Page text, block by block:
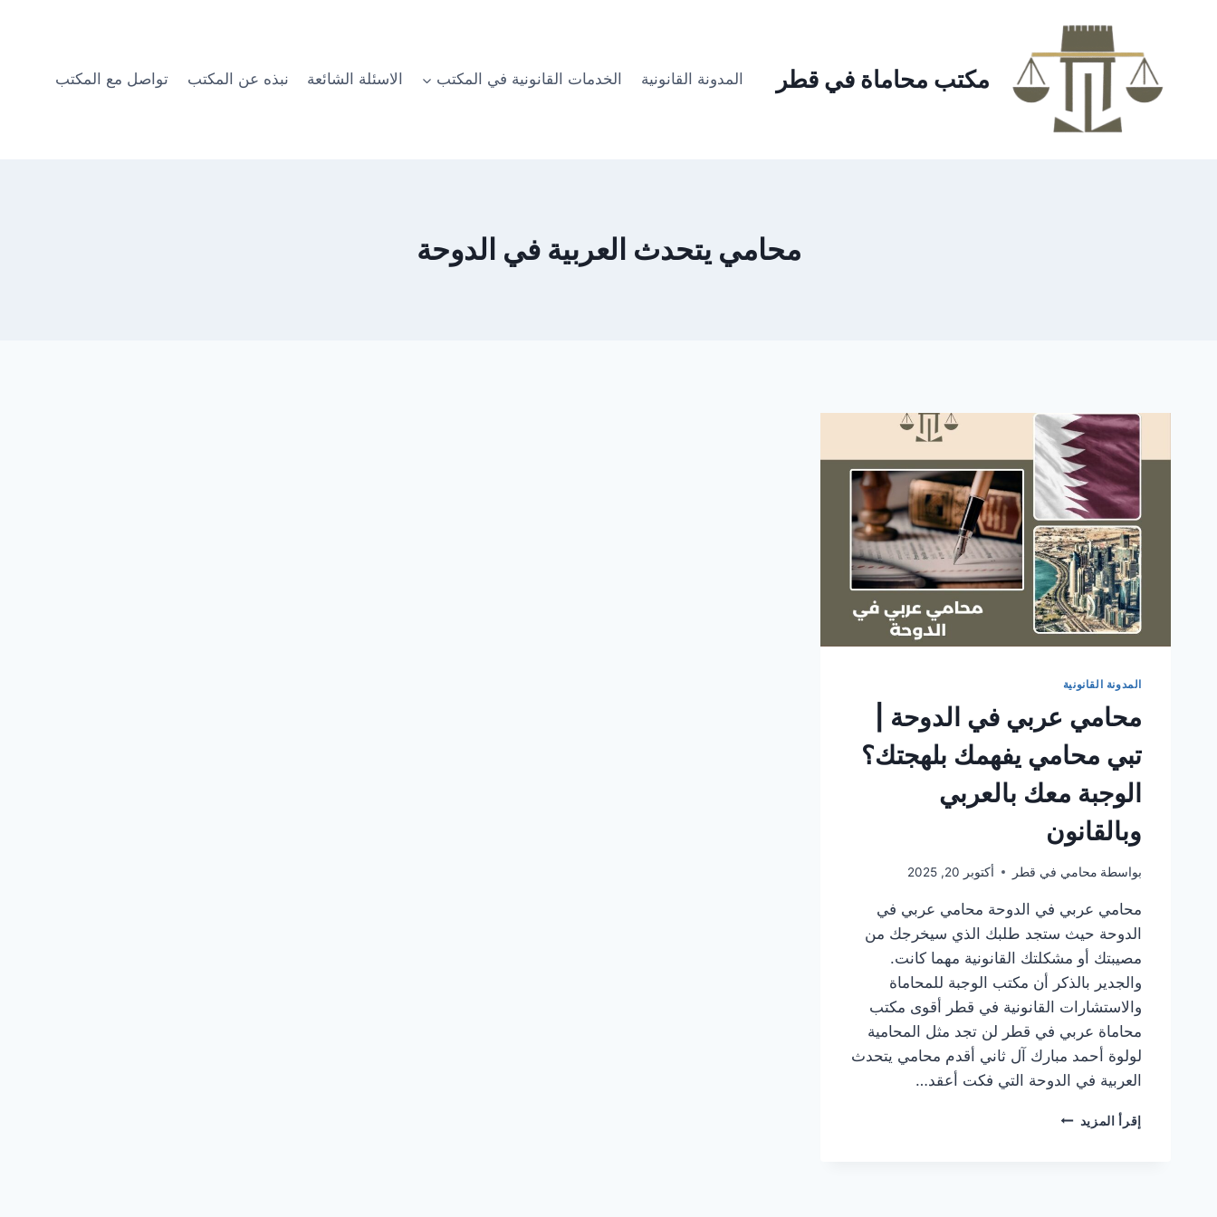
مكتب محاماة في قطر المدونة القانونية الخدمات القانونية في المكتب الاسئلة الشائعة نبذه عن المكتب تواصل مع المكتب
محامي يتحدث العربية في الدوحة
المدونة القانونية
محامي عربي في الدوحة |
تبي محامي يفهمك بلهجتك؟
الوجبة معك بالعربي
وبالقانون
بواسطة محامي في قطر أكتوبر 20, 2025
محامي عربي في الدوحة محامي عربي في
الدوحة حيث ستجد طلبك الذي سيخرجك من
مصيبتك أو مشكلتك القانونية مهما كانت.
والجدير بالذكر أن مكتب الوجبة للمحاماة
والاستشارات القانونية في قطر أقوى مكتب
محاماة عربي في قطر لن تجد مثل المحامية
لولوة أحمد مبارك آل ثاني أقدم محامي يتحدث
العربية في الدوحة التي فكت أعقد…
إقرأ المزيد محامي